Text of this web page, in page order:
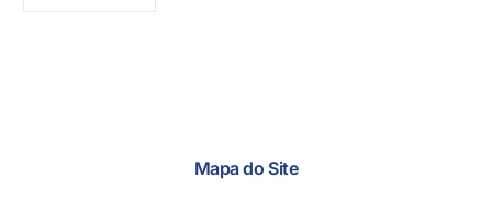
Mapa do Site